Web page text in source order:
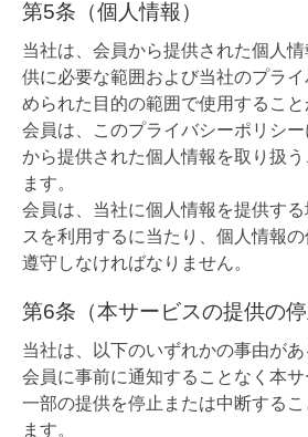
第5条（個人情報）
当社は、会員から提供された個人
供に必要な範囲および当社のプラ
められた目的の範囲で使用すること
会員は、このプライバシーポリシ
から提供された個人情報を取り扱
ます。
会員は、当社に個人情報を提供す
スを利用するに当たり、個人情報
遵守しなければなりません。
第6条（本サービスの提供の停
当社は、以下のいずれかの事由があ
会員に事前に通知することなく本
一部の提供を停止または中断する
ます。